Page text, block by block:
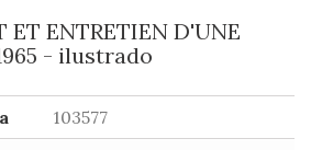
ET ENTRETIEN D'UNE
- ilustrado
103577